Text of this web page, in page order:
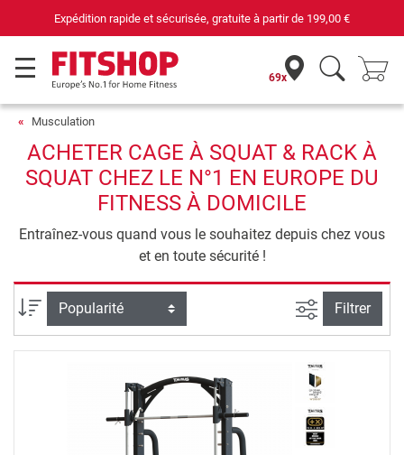
Expédition rapide et sécurisée, gratuite à partir de 199,00 €
69x
Musculation
ACHETER CAGE À SQUAT & RACK À
SQUAT CHEZ LE N°1 EN EUROPE DU
FITNESS À DOMICILE
Entraînez-vous quand vous le souhaitez depuis chez vous
et en toute sécurité !
Trier par Filtrer la
Filtrer